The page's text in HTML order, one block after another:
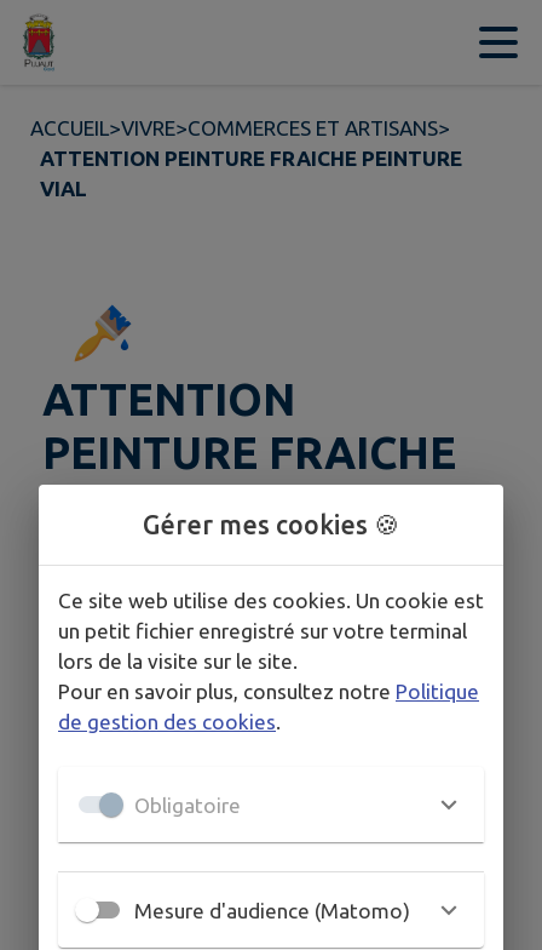
Contenu
ACCUEIL>VIVRE>COMMERCES ET ARTISANS>
ATTENTION PEINTURE FRAICHE PEINTURE
VIAL
ATTENTION
PEINTURE FRAICHE
Peinture VIAL
Cette fiche n'a pas encore été complétée.
COORDONNÉES
8 Rue fontvieille 30131 Pujaut
06 26 02 28 51
Gérer mes cookies 🍪
Ce site web utilise des cookies. Un cookie est
un petit fichier enregistré sur votre terminal
lors de la visite sur le site.
Pour en savoir plus, consultez notre Politique
de gestion des cookies.
Obligatoire
Mesure d'audience (Matomo)